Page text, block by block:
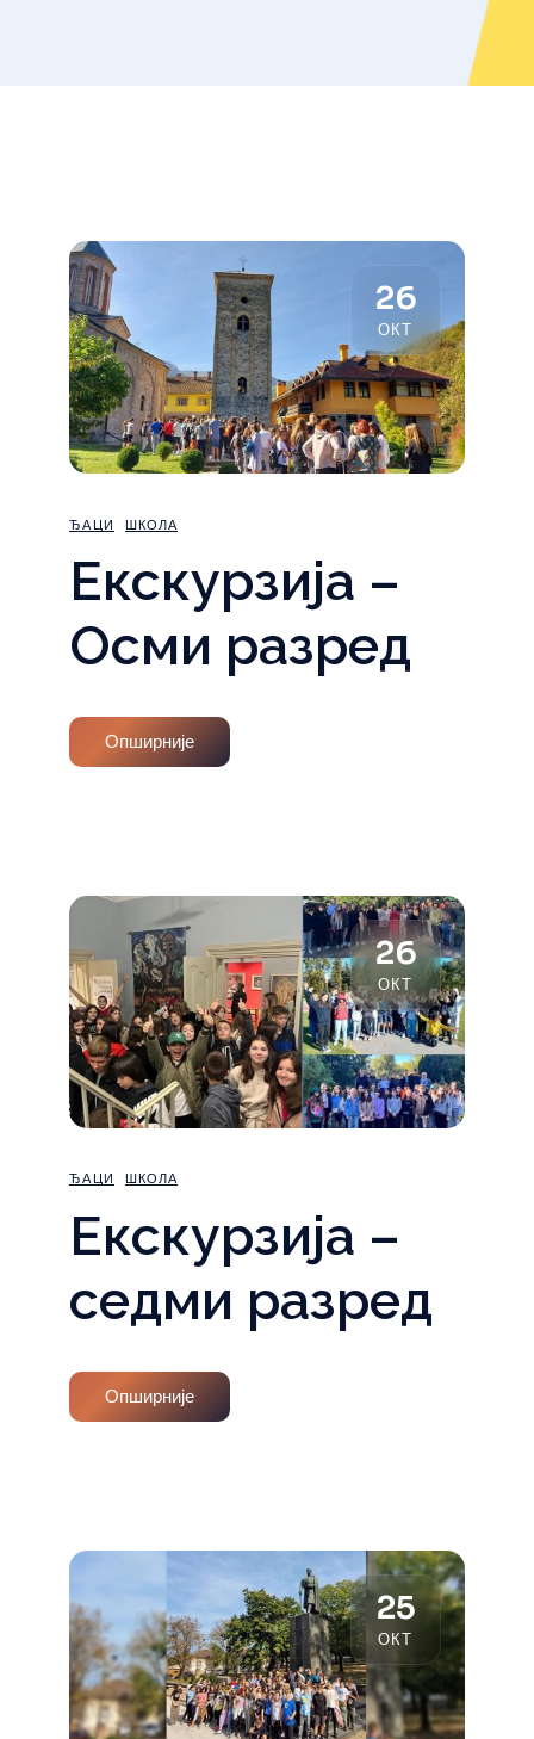
26
ОКТ
ЂАЦИ ШКОЛА
Екскурзија –
Осми разред
Опширније
26
ОКТ
ЂАЦИ ШКОЛА
Екскурзија –
седми разред
Опширније
25
ОКТ